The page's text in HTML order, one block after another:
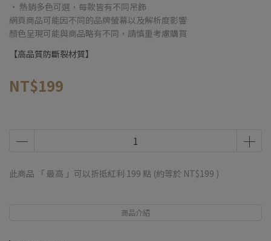
• 熱銷多色可選，每款皆有不同吊飾
網頁商品可能因不同的品牌螢幕以及解析度影響
顏色呈現可能與商品略有不同，請慎重考慮購買
【高品質防斷裂材質】
NT$199
此商品 「 最高 」可以折抵紅利 199 點 (約等於 NT$199 )
商品介紹